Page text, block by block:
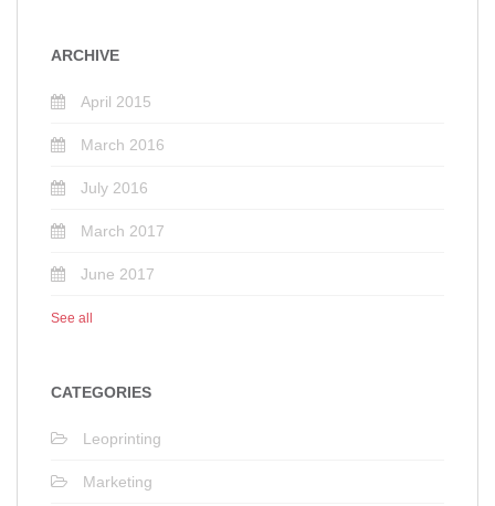
ARCHIVE
April 2015
March 2016
July 2016
March 2017
June 2017
See all
CATEGORIES
Leoprinting
Marketing